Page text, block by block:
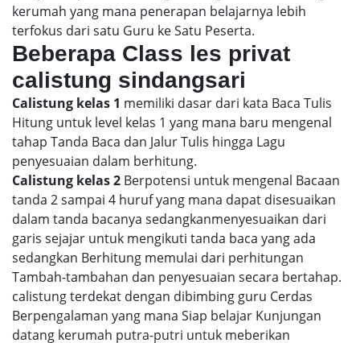
kerumah yang mana penerapan belajarnya lebih
terfokus dari satu Guru ke Satu Peserta.
Beberapa Class les privat
calistung sindangsari
Calistung kelas 1 memiliki dasar dari kata Baca Tulis
Hitung untuk level kelas 1 yang mana baru mengenal
tahap Tanda Baca dan Jalur Tulis hingga Lagu
penyesuaian dalam berhitung.
Calistung kelas 2 Berpotensi untuk mengenal Bacaan
tanda 2 sampai 4 huruf yang mana dapat disesuaikan
dalam tanda bacanya sedangkanmenyesuaikan dari
garis sejajar untuk mengikuti tanda baca yang ada
sedangkan Berhitung memulai dari perhitungan
Tambah-tambahan dan penyesuaian secara bertahap.
calistung terdekat dengan dibimbing guru Cerdas
Berpengalaman yang mana Siap belajar Kunjungan
datang kerumah putra-putri untuk meberikan